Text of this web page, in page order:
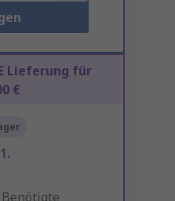
Lieferung für
€
Benötigte